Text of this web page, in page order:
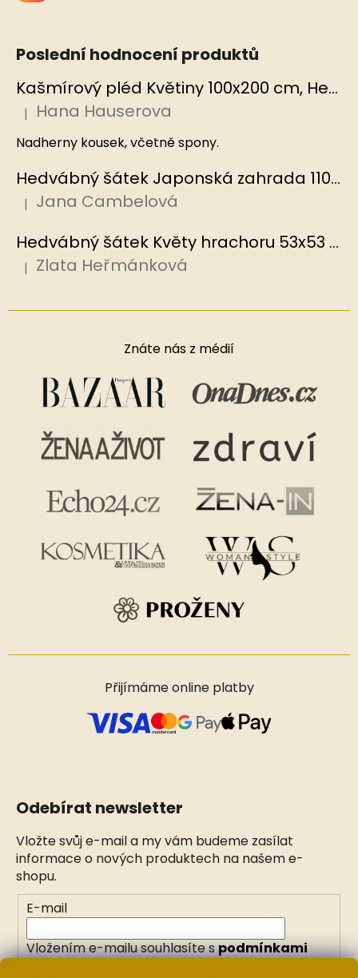
Poslední hodnocení produktů
Kašmírový pléd Květiny 100x200 cm, Hedvábný svět
Hodnocení produktu je 5 z 5 hvězdiček.
| Hana Hauserova
Nadherny kousek, včetně spony.
Hedvábný šátek Japonská zahrada 110x110 cm v dárkovém balení, HEDVÁBNÝ SVĚT
Hodnocení produktu je 5 z 5 hvězdiček.
| Jana Cambelová
Hedvábný šátek Květy hrachoru 53x53 cm v dárkovém balení, HEDVÁBNÝ SVĚT
Hodnocení produktu je 5 z 5 hvězdiček.
| Zlata Heřmánková
Znáte nás z médií
Přijímáme online platby
Odebírat newsletter
Vložte svůj e-mail a my vám budeme zasílat
informace o nových produktech na našem e-
shopu.
E-mail
Vložením e-mailu souhlasíte spodmínkami